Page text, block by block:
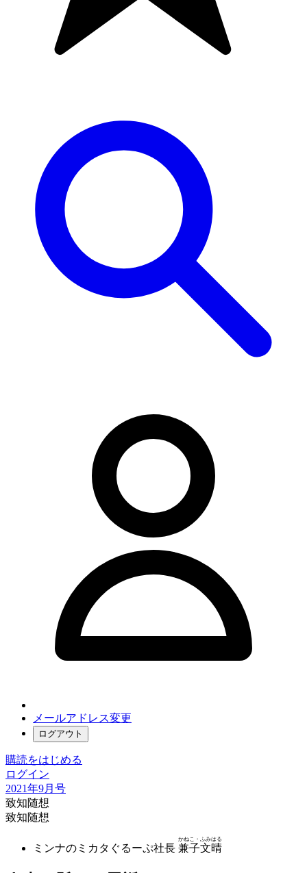
メールアドレス変更
ログアウト
購読をはじめる
ログイン
2021年9月号
致知随想
致知随想
ミンナのミカタぐるーぷ社長 兼子文晴
かねこ・ふみはる